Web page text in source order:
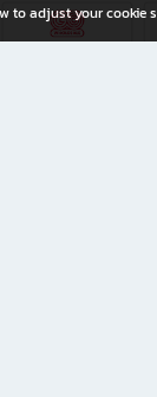
to adjust your cookie